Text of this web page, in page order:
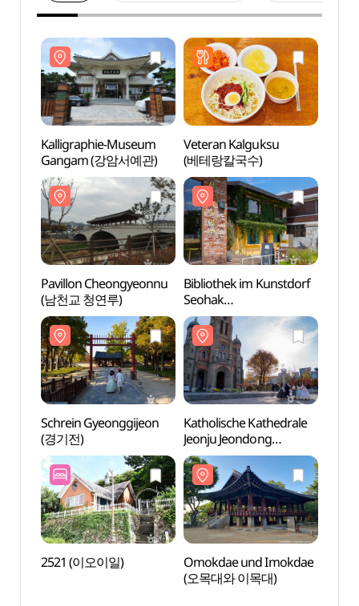
Kalligraphie-Museum
Gangam (강암서예관)
Veteran Kalguksu
(베테랑칼국수)
Pavillon Cheongyeonnu
(남천교 청연루)
Bibliothek im Kunstdorf
Seohak
(서학예술마을도서관)
Schrein Gyeonggijeon
(경기전)
Katholische Kathedrale
Jeonju Jeondong
(전주전동성당)
2521 (이오이일)
Omokdae und Imokdae
(오목대와 이목대)